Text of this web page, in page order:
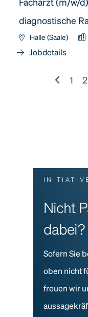
diagnostische
Halle (Saale)
Jobdetails
1 2
Nicht
dabei?
Sofern Sie
oben nicht
freuen wir